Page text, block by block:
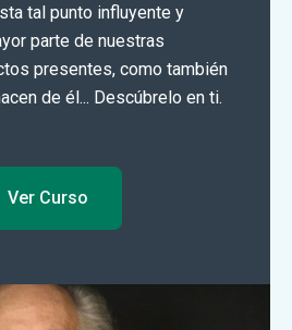
tal punto influyente y
parte de nuestras
presentes, como también
de él... Descúbrelo en ti.
Ver Curso